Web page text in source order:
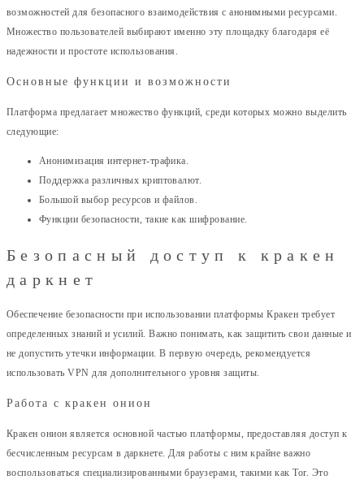
возможностей для безопасного взаимодействия с анонимными ресурсами.
Множество пользователей выбирают именно эту площадку благодаря её
надежности и простоте использования.
Основные функции и возможности
Платформа предлагает множество функций, среди которых можно выделить
следующие:
Анонимизация интернет-трафика.
Поддержка различных криптовалют.
Большой выбор ресурсов и файлов.
Функции безопасности, такие как шифрование.
Безопасный доступ к кракен
даркнет
Обеспечение безопасности при использовании платформы Кракен требует
определенных знаний и усилий. Важно понимать, как защитить свои данные и
не допустить утечки информации. В первую очередь, рекомендуется
использовать VPN для дополнительного уровня защиты.
Работа с кракен онион
Кракен онион является основной частью платформы, предоставляя доступ к
бесчисленным ресурсам в даркнете. Для работы с ним крайне важно
воспользоваться специализированными браузерами, такими как Tor. Это